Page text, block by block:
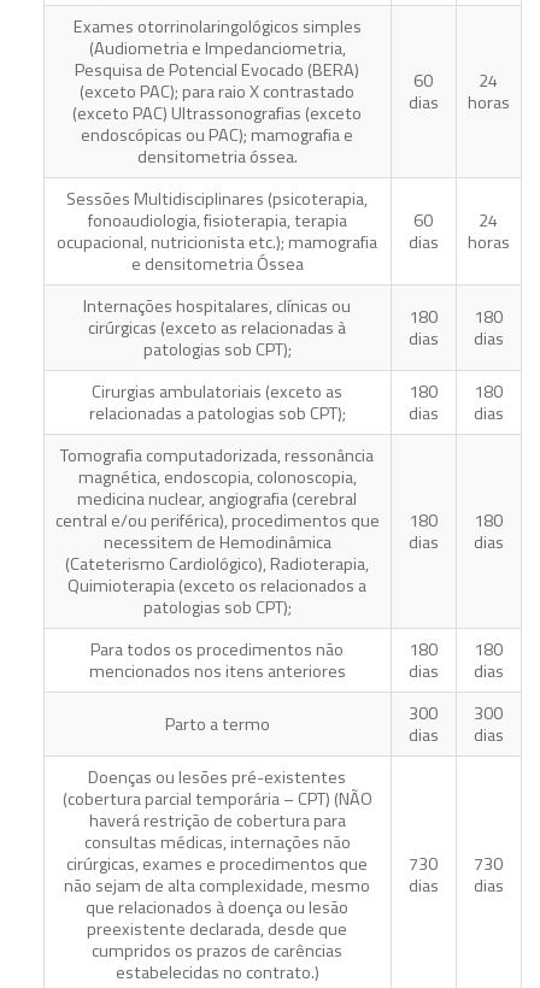
Exames otorrinolaringológicos simples
(Audiometria e Impedanciometria,
Pesquisa de Potencial Evocado (BERA)
(exceto PAC); para raio X contrastado
(exceto PAC) Ultrassonografias (exceto
endoscópicas ou PAC); mamografia e
densitometria óssea.
60
dias
24
horas
Sessões Multidisciplinares (psicoterapia,
fonoaudiologia, fisioterapia, terapia
ocupacional, nutricionista etc.); mamografia
e densitometria Óssea
60
dias
24
horas
Internações hospitalares, clínicas ou
cirúrgicas (exceto as relacionadas à
patologias sob CPT);
180
dias
180
dias
Cirurgias ambulatoriais (exceto as
relacionadas a patologias sob CPT);
180
dias
180
dias
Tomografia computadorizada, ressonância
magnética, endoscopia, colonoscopia,
medicina nuclear, angiografia (cerebral
central e/ou periférica), procedimentos que
necessitem de Hemodinâmica
(Cateterismo Cardiológico), Radioterapia,
Quimioterapia (exceto os relacionados a
patologias sob CPT);
180
dias
180
dias
Para todos os procedimentos não
mencionados nos itens anteriores
180
dias
180
dias
Parto a termo
300
dias
300
dias
Doenças ou lesões pré-existentes
(cobertura parcial temporária – CPT) (NÃO
haverá restrição de cobertura para
consultas médicas, internações não
cirúrgicas, exames e procedimentos que
não sejam de alta complexidade, mesmo
que relacionados à doença ou lesão
preexistente declarada, desde que
cumpridos os prazos de carências
estabelecidas no contrato.)
730
dias
730
dias